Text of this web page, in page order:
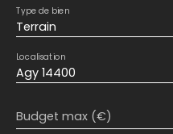
Terrain
Type de bien
Agy 14400
Localisation
Budget max (€)